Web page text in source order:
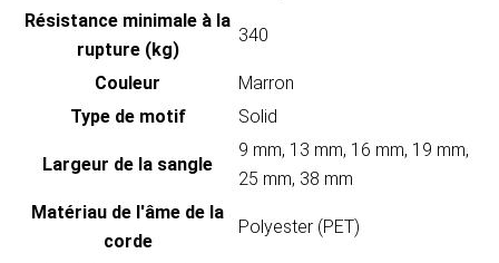
Résistance minimale à la
rupture (kg)
340
Couleur
Marron
Type de motif
Solid
Largeur de la sangle
9 mm, 13 mm, 16 mm, 19 mm,
25 mm, 38 mm
Matériau de l'âme de la
corde
Polyester (PET)